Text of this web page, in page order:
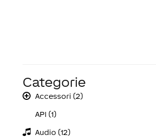
Categorie
Accessori (2)
API (1)
Audio (12)